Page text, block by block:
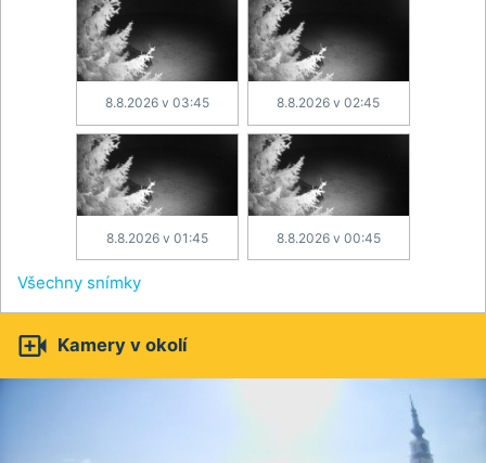
8.8.2026 v 03:45 8.8.2026 v 02:45
8.8.2026 v 01:45 8.8.2026 v 00:45
Všechny snímky
 Kamery v okolí